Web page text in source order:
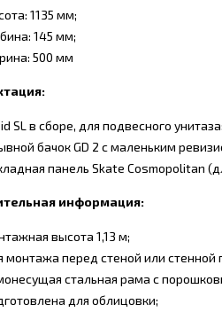
1135 мм;
145 мм;
500 мм
SL в сборе, для подвесного унитаза;
бачок GD 2 с маленьким
панель Skate Cosmopolitan
информация:
высота 1,13 м;
монтажа перед стеной или стенной
стальная рама с
для облицовки;